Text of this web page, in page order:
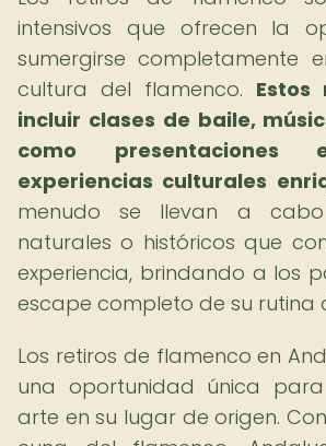
intensivos que ofrecen la
sumergirse completamente
cultura del flamenco. Estos
incluir clases de baile,
como
experiencias culturales
menudo se llevan a
naturales o históricos que
experiencia, brindando a los
escape completo de su rutina
Los retiros de flamenco en
una oportunidad única
arte en su lugar de origen.